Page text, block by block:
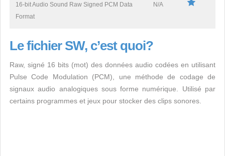
16-bit Audio Sound Raw Signed PCM Data
Format
N/A
Le fichier SW, c’est quoi?
Raw, signé 16 bits (mot) des données audio codées en utilisant
Pulse Code Modulation (PCM), une méthode de codage de
signaux audio analogiques sous forme numérique. Utilisé par
certains programmes et jeux pour stocker des clips sonores.